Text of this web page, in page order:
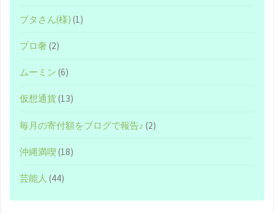
ブタさん(様) (1)
プロ奢 (2)
ムーミン (6)
仮想通貨(13)
毎月の寄付額をブログで報告♪ (2)
沖縄満喫 (18)
芸能人 (44)